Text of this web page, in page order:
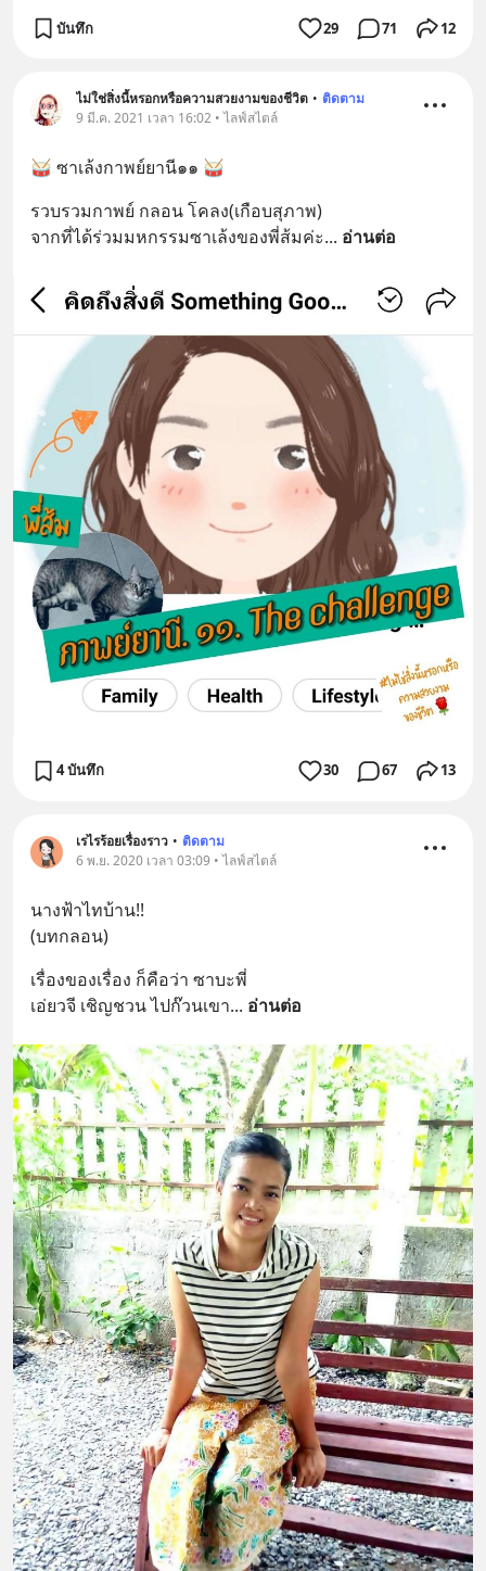
บันทึก 29 71 12
ไม่ใช่สิ่งนี้หรอกหรือความสวยงามของชีวิต • ติดตาม
9 มี.ค. 2021 เวลา 16:02 • ไลฟ์สไตล์
🥁 ซาเล้งกาพย์ยานี๑​๑​ 🥁
รวบรวมกาพย์​ กลอน​ โคลง(เกือบสุภาพ)​
จากที่ได้ร่วมมหกรรมซาเล้งของพี่ส้มค่ะ... อ่านต่อ
4 บันทึก 30 67 13
เรไรร้อยเรื่องราว • ติดตาม
6 พ.ย. 2020 เวลา 03:09 • ไลฟ์สไตล์
นางฟ้าไทบ้าน!!
(บทกลอน)
เรื่องของเรื่อง ก็คือว่า ซาบะพี่
เอ่ยวจี เชิญชวน ไปก๊วนเขา... อ่านต่อ